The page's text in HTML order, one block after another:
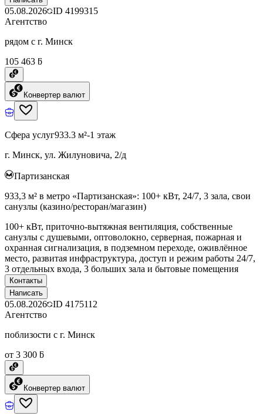
05.08.2026 ID 4199315
Агентство
рядом с г. Минск
105 463 ƃ
Конвертер валют
Сфера услуг933.3 м²-1 этаж
г. Минск, ул. Жилуновича, 2/д
Партизанская
933,3 м² в метро «Партизанская»: 100+ кВт, 24/7, 3 зала, свои
санузлы (казино/ресторан/магазин)
100+ кВт, приточно-вытяжная вентиляция, собственные
санузлы с душевыми, оптоволокно, серверная, пожарная и
охранная сигнализация, в подземном переходе, оживлённое
место, развитая инфраструктура, доступ и режим работы 24/7,
3 отдельных входа, 3 больших зала и бытовые помещения
Контакты
Написать
05.08.2026 ID 4175112
Агентство
поблизости с г. Минск
от 3 300 ƃ
Конвертер валют